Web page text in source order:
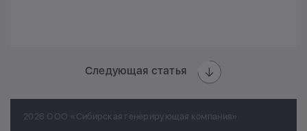
Следующая статья
2026 ООО «Сибирская генерирующая компания»